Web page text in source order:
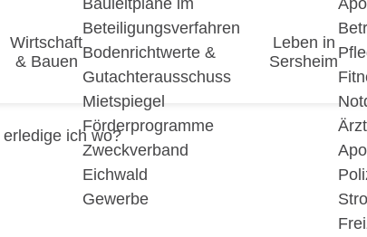
Wirtschaft
& Bauen
Beteiligungsverfahren
Bodenrichtwerte &
Gutachterausschuss
Mietspiegel
Förderprogramme
Zweckverband
Eichwald
Gewerbe
Leben in
Sersheim
erledige ich wo?